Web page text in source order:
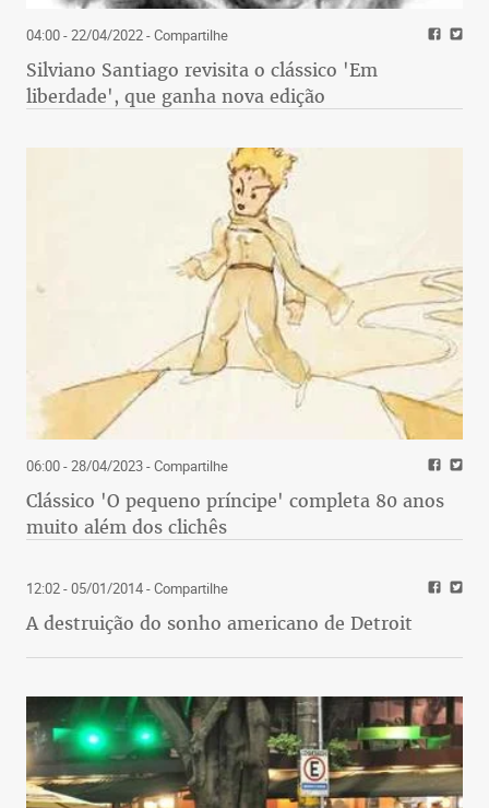
04:00 - 22/04/2022- Compartilhe
Silviano Santiago revisita o clássico 'Em
liberdade', que ganha nova edição
06:00 - 28/04/2023- Compartilhe
Clássico 'O pequeno príncipe' completa 80 anos
muito além dos clichês
12:02 - 05/01/2014- Compartilhe
A destruição do sonho americano de Detroit